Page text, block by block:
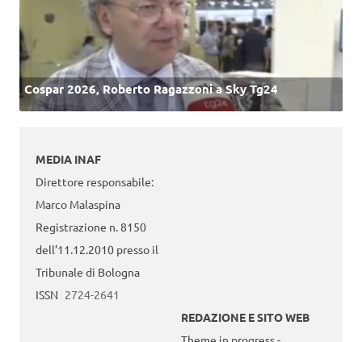
Cospar 2026, Roberto Ragazzoni a Sky Tg24
MEDIA INAF
Direttore responsabile:
Marco Malaspina
Registrazione n. 8150
dell’11.12.2010 presso il
Tribunale di Bologna
ISSN 2724-2641
REDAZIONE E SITO WEB